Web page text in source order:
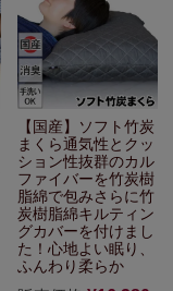
【国産】ソフト竹炭
まくら通気性とクッ
ション性抜群のカル
ファイバーを竹炭樹
脂綿で包みさらに竹
炭樹脂綿キルティン
グカバーを付けまし
た！心地よい眠り、
ふんわり柔らか